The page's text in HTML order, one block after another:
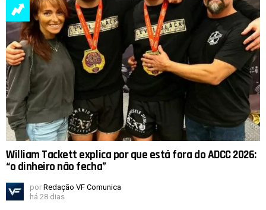
William Tackett explica por que está fora do ADCC 2026:
“o dinheiro não fecha”
por Redação VF Comunica
há 28 dias